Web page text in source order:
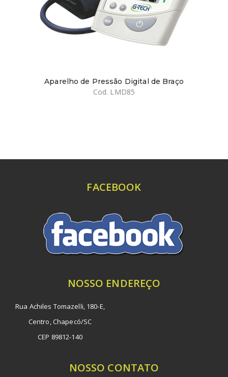
Aparelho de Pressão Digital de Braço
Cod. LMD85
FACEBOOK
NOSSO ENDEREÇO
Rua Achiles Tomazelli, 180-E,
Centro, Chapecó/SC
CEP 89812-140
NOSSO CONTATO